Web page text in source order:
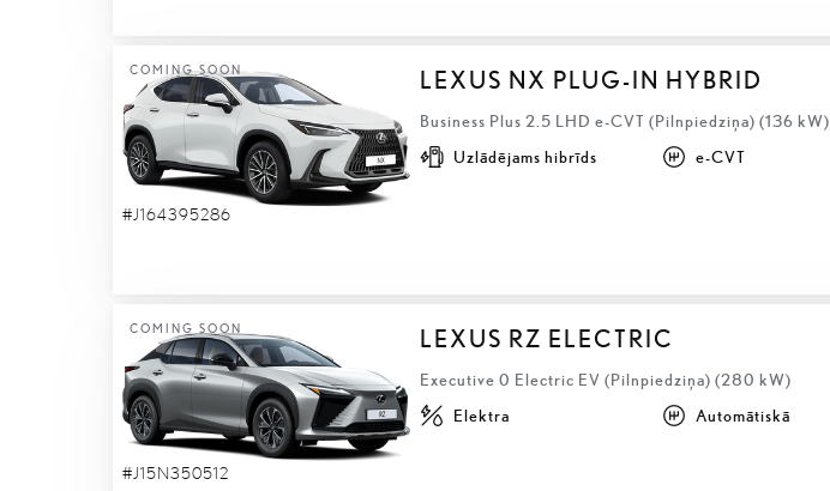
COMING SOON
#J164395286
LEXUS NX PLUG-IN HYBRID
Business Plus 2.5 LHD e-CVT (Pilnpiedziņa) (136 kW)
Uzlādējams hibrīds e-CVT
COMING SOON
#J15N350512
LEXUS RZ ELECTRIC
Executive 0 Electric EV (Pilnpiedziņa) (280 kW)
Elektra Automātiskā